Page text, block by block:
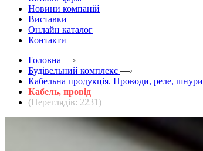
Новини компаній
Виставки
Онлайн каталог
Контакти
Головна —›
Будівельний комплекс —›
Кабельна продукція. Проводи, реле, шнури
Кабель, провід
(Переглядів: 2231)